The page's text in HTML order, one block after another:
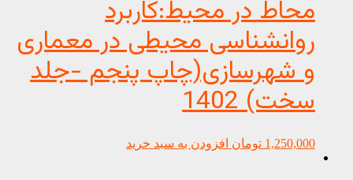
محاط در محیط:کاربرد
روانشناسی محیطی در معماری
و شهرسازی(چاپ پنجم -جلد
سخت) 1402
1,250,000 تومان افزودن به سبد خرید